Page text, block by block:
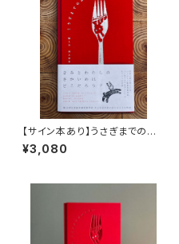
【サイン本あり】うさぎまでのお
さらい［通常版］
¥3,080